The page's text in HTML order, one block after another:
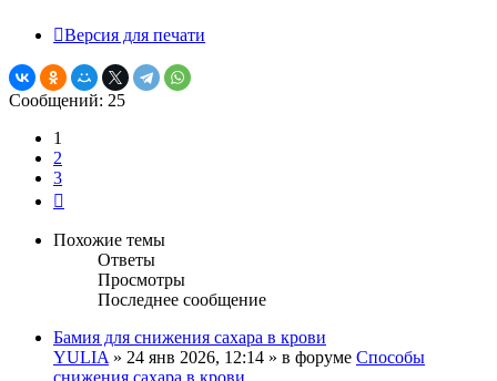
Версия для печати
Сообщений: 25
1
2
3
Похожие темы
Ответы
Просмотры
Последнее сообщение
Бамия для снижения сахара в крови
YULIA » 24 янв 2026, 12:14 » в форуме Способы
снижения сахара в крови